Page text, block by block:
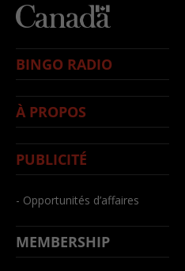
BINGO RADIO
À PROPOS
PUBLICITÉ
- Opportunités d’affaires
MEMBERSHIP